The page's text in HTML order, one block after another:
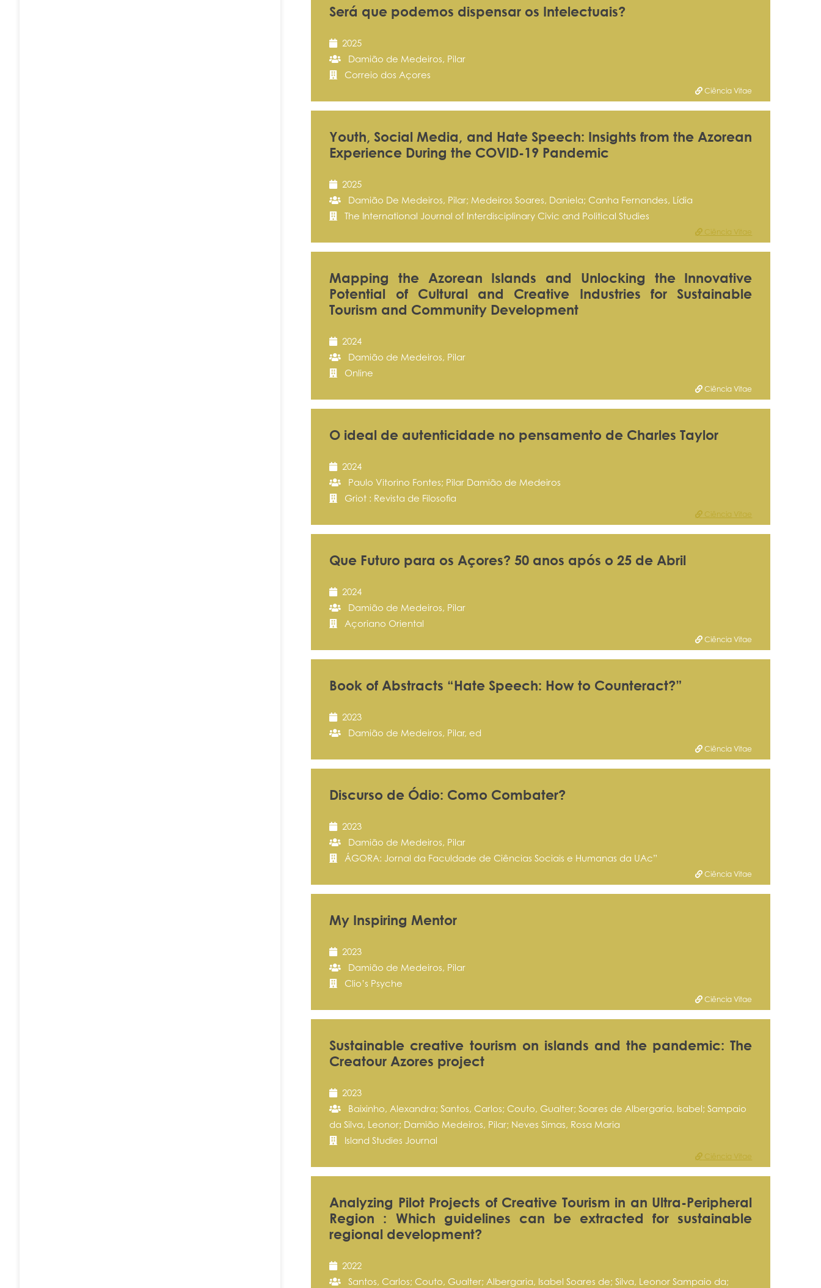
Será que podemos dispensar os Intelectuais?
2025
Damião de Medeiros, Pilar
Correio dos Açores
Ciência Vitae
Youth, Social Media, and Hate Speech: Insights from the Azorean
Experience During the COVID-19 Pandemic
2025
Damião De Medeiros, Pilar; Medeiros Soares, Daniela; Canha Fernandes, Lídia
The International Journal of Interdisciplinary Civic and Political Studies
Ciência Vitae
Mapping the Azorean Islands and Unlocking the Innovative
Potential of Cultural and Creative Industries for Sustainable
Tourism and Community Development
2024
Damião de Medeiros, Pilar
Online
Ciência Vitae
O ideal de autenticidade no pensamento de Charles Taylor
2024
Paulo Vitorino Fontes; Pilar Damião de Medeiros
Griot : Revista de Filosofia
Ciência Vitae
Que Futuro para os Açores? 50 anos após o 25 de Abril
2024
Damião de Medeiros, Pilar
Açoriano Oriental
Ciência Vitae
Book of Abstracts “Hate Speech: How to Counteract?”
2023
Damião de Medeiros, Pilar, ed
Ciência Vitae
Discurso de Ódio: Como Combater?
2023
Damião de Medeiros, Pilar
ÁGORA: Jornal da Faculdade de Ciências Sociais e Humanas da UAc”
Ciência Vitae
My Inspiring Mentor
2023
Damião de Medeiros, Pilar
Clio’s Psyche
Ciência Vitae
Sustainable creative tourism on islands and the pandemic: The
Creatour Azores project
2023
Baixinho, Alexandra; Santos, Carlos; Couto, Gualter; Soares de Albergaria, Isabel; Sampaio
da Silva, Leonor; Damião Medeiros, Pilar; Neves Simas, Rosa Maria
Island Studies Journal
Ciência Vitae
Analyzing Pilot Projects of Creative Tourism in an Ultra-Peripheral
Region : Which guidelines can be extracted for sustainable
regional development?
2022
Santos, Carlos; Couto, Gualter; Albergaria, Isabel Soares de; Silva, Leonor Sampaio da;